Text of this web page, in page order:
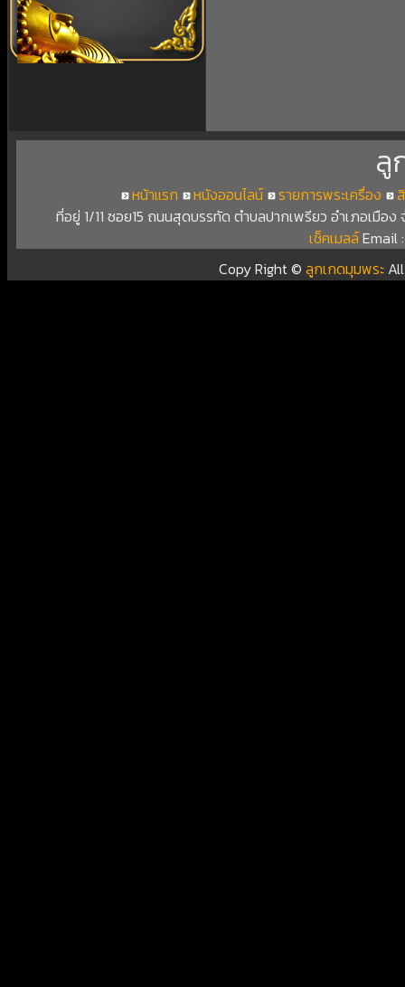
ลู
หน้าแรก หนังออนไลน์ รายการพระเครื่อง
ที่อยู่ 1/11 ซอย15 ถนนสุดบรรทัด ตำบลปากเพรียว อำเภอเมือ
เช็คเมลล์Email
Copy Right ©ลูกเกดมุมพระ